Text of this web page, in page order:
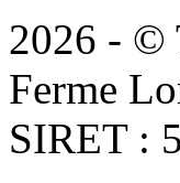
2026 - ©
Ferme
SIRET :